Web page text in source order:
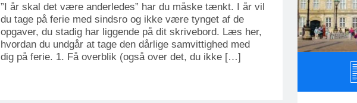
”I år skal det være anderledes” har du måske tænkt. I år vil
du tage på ferie med sindsro og ikke være tynget af de
opgaver, du stadig har liggende på dit skrivebord. Læs her,
hvordan du undgår at tage den dårlige samvittighed med
dig på ferie. 1. Få overblik (også over det, du ikke […]